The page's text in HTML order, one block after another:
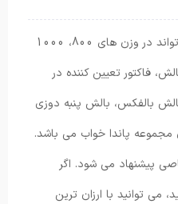
بالش الیاف لایکو درجه یک، می تواند در وزن های 800، 1000
فاکتور تعیین کننده در
بالفکس، بالش پنبه دوزی
مجموعه پاندا خواب می باشد.
پیشنهاد می شود. اگر
می توانید با ارزان ترین